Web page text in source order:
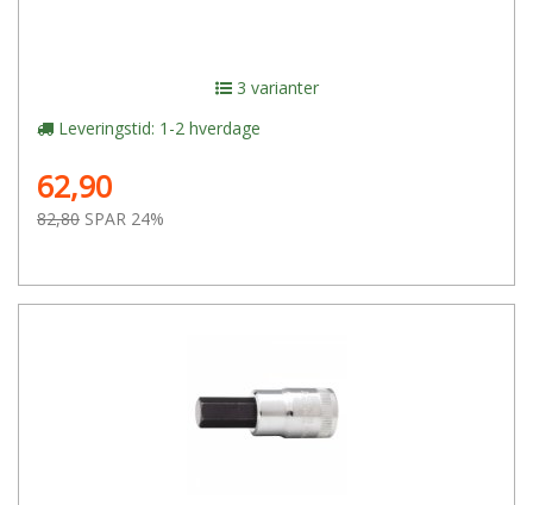
3 varianter
Leveringstid: 1-2 hverdage
62,90
82,80 SPAR 24%